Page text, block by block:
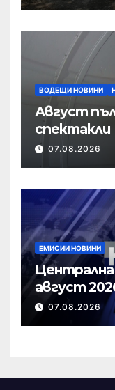
ВОДЕЩИ НОВИНИ
Август
спектакли
07.08.2026
ЕМИСИИ НОВИНИ
Централна
август
07.08.2026